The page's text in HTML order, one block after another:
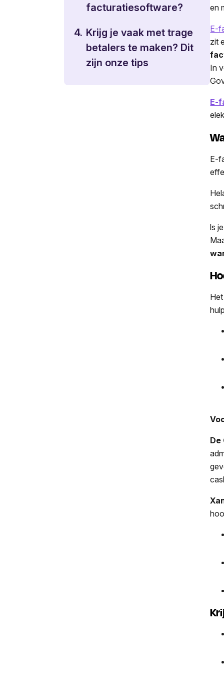
facturatiesoftware?
4. Krijg je vaak met trage
betalers te maken? Dit
zijn onze tips
en
E-
zit
In
E-
E-
ls
De